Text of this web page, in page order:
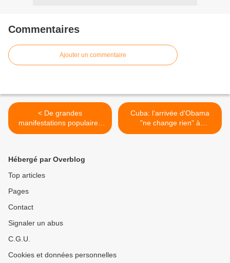
Commentaires
Ajouter un commentaire
< De grandes
manifestations populaires
contre le putsch
Honduras
Cuba: l'arrivée d'Obama
"ne change rien" à
l'embargo contre l'île >
Hébergé par Overblog
Top articles
Pages
Contact
Signaler un abus
C.G.U.
Cookies et données personnelles